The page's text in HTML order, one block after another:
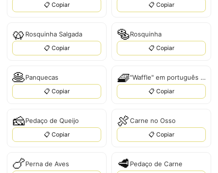
📋 Copiar 📋 Copiar
🥨 Rosquinha Salgada
📋 Copiar
🥯Rosquinha
📋 Copiar
🥞Panquecas
📋 Copiar
🧇 "Waffle" em português é "Waffle".
📋 Copiar
🧀Pedaço de Queijo
📋 Copiar
🍖Carne no Osso
📋 Copiar
🍗Perna de Aves 🥩 Pedaço de Carne